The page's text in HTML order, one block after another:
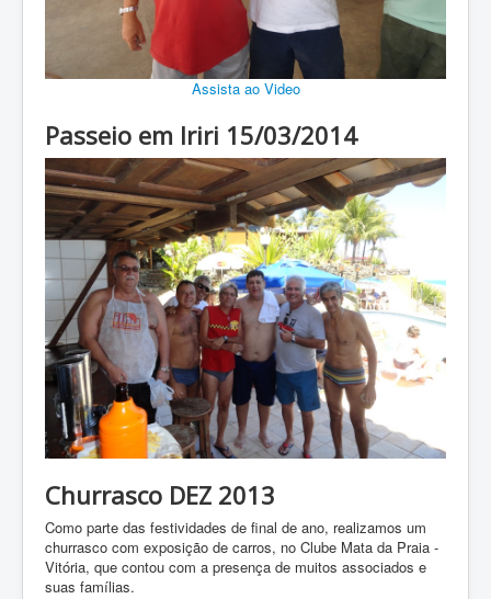
Assista ao Video
Passeio em Iriri 15/03/2014
Churrasco DEZ 2013
Como parte das festividades de final de ano, realizamos um
churrasco com exposição de carros, no Clube Mata da Praia -
Vitória, que contou com a presença de muitos associados e
suas famílias.